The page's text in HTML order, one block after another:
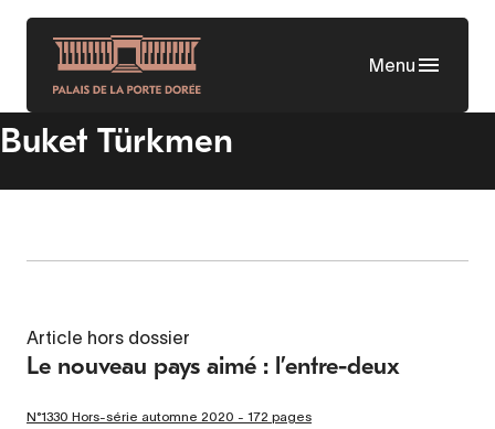
Aller
contenu
principal
Menu
Buket Türkmen
Article hors dossier
Le nouveau pays aimé : l’entre-deux
N°1330 Hors-série automne 2020 - 172 pages